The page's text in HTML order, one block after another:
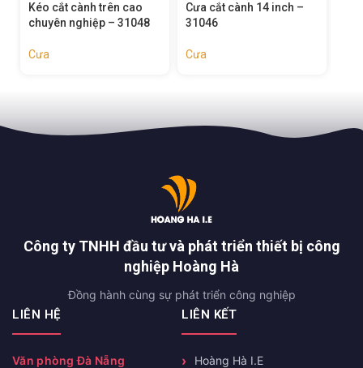
Cưa cắt cành 14 inch –
31046
Cưa
Cưa gấp 7 inch – 31014
Công ty TNHH đầu tư và phát triển thiết bị công
nghiệp Hoàng Hà
Đồng hành cùng sự phát triển công nghiệp
LIÊN HỆ
Văn phòng Đà Nẵng
LIÊN KẾT
Hoàng Hà I.E